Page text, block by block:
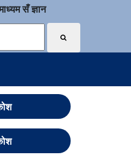
सँ ज्ञान